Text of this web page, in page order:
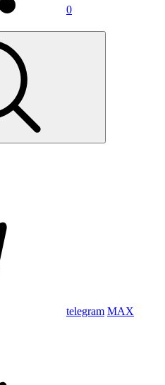
0
telegram MAX